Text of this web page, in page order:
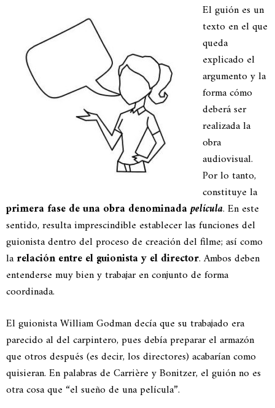
El guión es un
texto en el que
queda
explicado el
argumento y la
forma cómo
deberá ser
realizada la
obra
audiovisual.
Por lo tanto,
constituye la
primera fase de una obra denominadapelícula. En este
sentido, resulta imprescindible establecer las funciones del
guionista dentro del proceso de creación del filme; así como
larelación entre el guionista y el director. Ambos deben
entenderse muy bien y trabajar en conjunto de forma
coordinada.
El guionista William Godman decía que su trabajado era
parecido al del carpintero, pues debía preparar el armazón
que otros después (es decir, los directores) acabarían como
quisieran. En palabras de Carrière y Bonitzer, el guión no es
otra cosa que “el sueño de una película”.